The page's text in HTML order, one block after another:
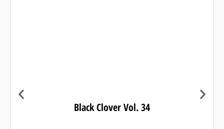
Black Clover Vol. 34